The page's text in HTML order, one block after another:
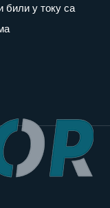
били у току са